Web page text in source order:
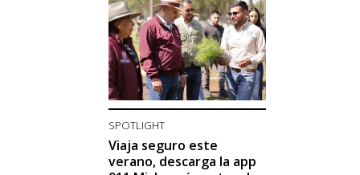
SPOTLIGHT
Viaja seguro este
verano, descarga la app